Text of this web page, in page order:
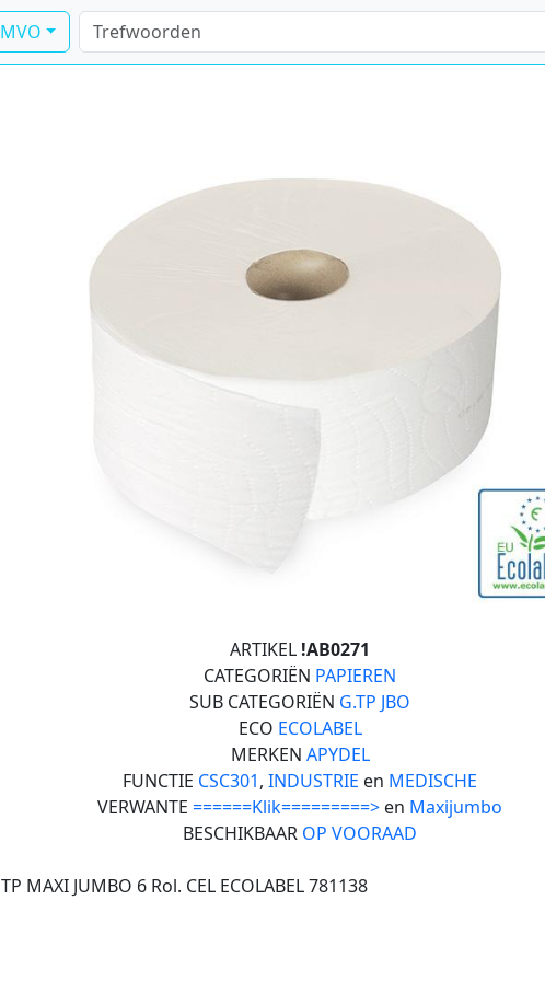
MVO
ARTIKEL !AB0271
CATEGORIËN PAPIEREN
SUB CATEGORIËN G.TP JBO
ECO ECOLABEL
MERKEN APYDEL
FUNCTIE CSC301, INDUSTRIE en MEDISCHE
VERWANTE ======Klik=========> en Maxijumbo
BESCHIKBAAR OP VOORAAD
TP MAXI JUMBO 6 Rol. CEL ECOLABEL 781138